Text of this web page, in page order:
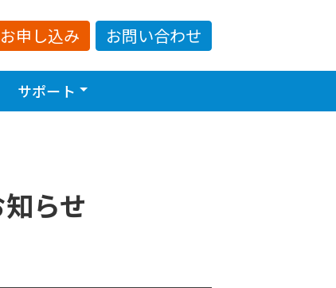
お申し込み お問い合わせ
サポート
らせ